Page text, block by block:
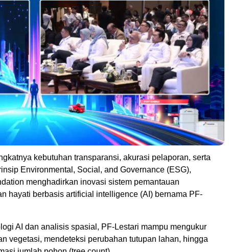
kebutuhan transparansi, akurasi pelaporan, serta
Environmental, Social, and Governance (ESG),
menghadirkan inovasi sistem pemantauan
hayati berbasis artificial intelligence (AI) bernama PF-
AI dan analisis spasial, PF-Lestari mampu mengukur
vegetasi, mendeteksi perubahan tutupan lahan, hingga